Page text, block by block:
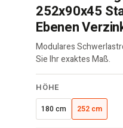
252x90x45
Ebenen
Modulares
Sie Ihr exaktes Maß.
RIVET
Regal
HÖHE
180 cm 252 cm